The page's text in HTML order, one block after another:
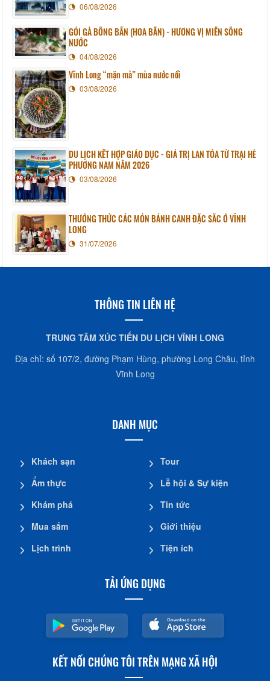
06/08/2026
GỎI GÀ BÔNG BẦN (HOA BẦN) - HƯƠNG VỊ MIỀN SÔNG
NƯỚC
04/08/2026
Vĩnh Long “mặn mà” mùa nước nổi
03/08/2026
DU LỊCH KẾT HỢP GIÁO DỤC - GIÁ TRỊ LAN TỎA TỪ TRẠI HÈ
PHƯƠNG NAM NĂM 2026
03/08/2026
THƯỞNG THỨC CÁC MÓN BÁNH CANH ĐẶC SẮC Ở VĨNH
LONG
31/07/2026
THÔNG TIN LIÊN HỆ
TRUNG TÂM XÚC TIẾN DU LỊCH VĨNH LONG
Địa chỉ: số 107/2, đường Phạm Hùng, phường Long Châu, tỉnh
Vĩnh Long
DANH MỤC
Khách sạn
Ẩm thực
Khám phá
Mua sắm
Lịch trình
Tour
Lễ hội & Sự kiện
Tin tức
Giới thiệu
Tiện ích
TẢI ỨNG DỤNG
KẾT NỐI CHÚNG TÔI TRÊN MẠNG XÃ HỘI